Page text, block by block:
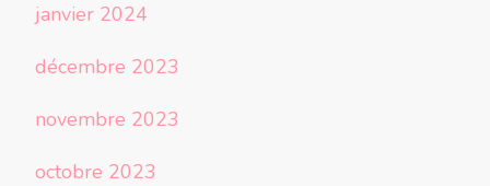
janvier 2024
décembre 2023
novembre 2023
octobre 2023